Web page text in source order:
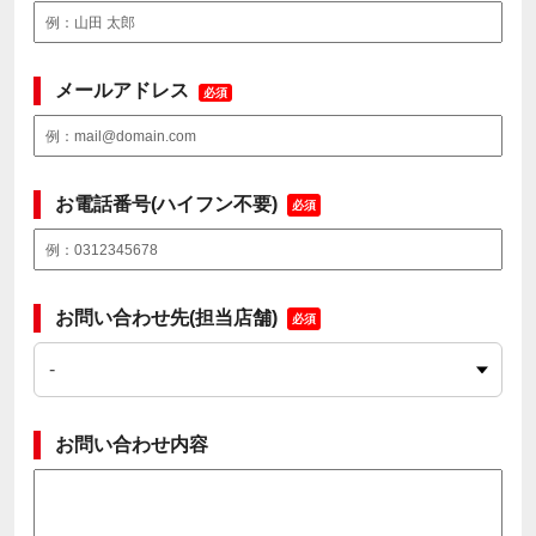
メールアドレス 必須
お電話番号(ハイフン不要) 必須
お問い合わせ先(担当店舗) 必須
お問い合わせ内容